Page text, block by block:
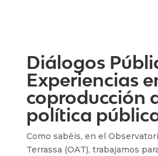
Diálogos
Experiencias
coproducción
política
Como sabéis, en el
Terrassa (OAT), trabajamos